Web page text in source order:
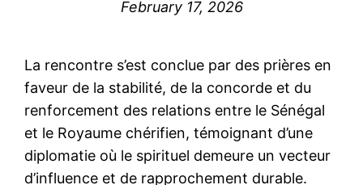
February 17, 2026
La rencontre s’est conclue par des prières en
faveur de la stabilité, de la concorde et du
renforcement des relations entre le Sénégal
et le Royaume chérifien, témoignant d’une
diplomatie où le spirituel demeure un vecteur
d’influence et de rapprochement durable.